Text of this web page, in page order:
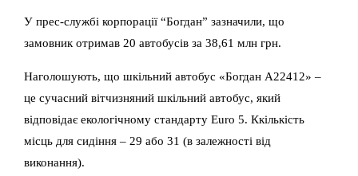
У прес-службі корпорації “Богдан” зазначили, що
замовник отримав 20 автобусів за 38,61 млн грн.
Наголошують, що шкільний автобус «Богдан А22412» –
це сучасний вітчизняний шкільний автобус, який
відповідає екологічному стандарту Euro 5. Ккількість
місць для сидіння – 29 або 31 (в залежності від
виконання).